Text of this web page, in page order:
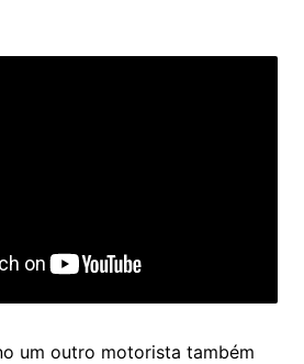
um outro motorista também